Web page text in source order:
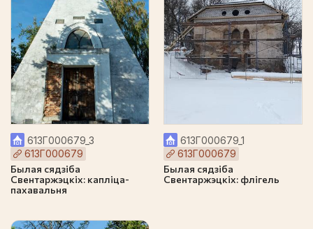
613Г000679_3
613Г000679
Былая сядзіба
Свентаржэцкіх: капліца-
пахавальня
613Г000679_1
613Г000679
Былая сядзіба
Свентаржэцкіх: флігель